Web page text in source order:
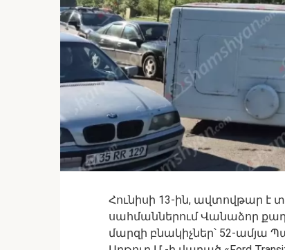
Հունիսի 13-ին, ավտովթար է
սահմաններում Վանաձոր
մարզի բնակիչներ՝ 52-ամյա